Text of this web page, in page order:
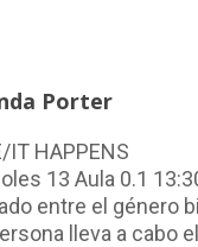
Porter
IT HAPPENS
13 Aula 0.1
entre el género
lleva a cabo